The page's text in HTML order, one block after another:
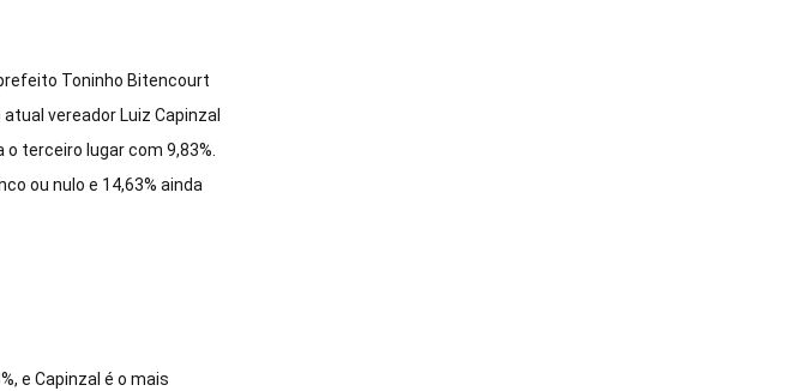
Toninho Bitencourt
vereador Luiz Capinzal
terceiro lugar com 9,83%.
ou nulo e 14,63% ainda
e Capinzal é o mais